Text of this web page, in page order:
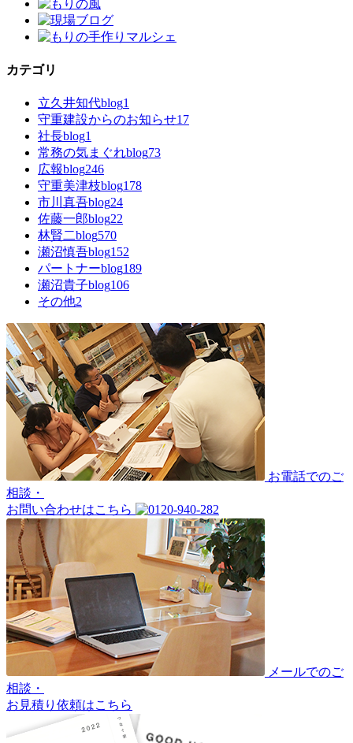
カテゴリ
立久井知代blog1
守重建設からのお知らせ17
社長blog1
常務の気まぐれblog73
広報blog246
守重美津枝blog178
市川真吾blog24
佐藤一郎blog22
林賢二blog570
瀬沼慎吾blog152
パートナーblog189
瀬沼貴子blog106
その他2
お電話でのご
相談・
お問い合わせはこちら
メールでのご
相談・
お見積り依頼はこちら